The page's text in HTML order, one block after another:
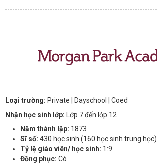
Loại trường: Private | Dayschool
| Coed
Nhận học sinh lớp: Lớp 7 đến lớp 12
Năm thành lập: 1873
Sĩ số: 430 học sinh (160 học sinh trung học)
Tỷ lệ giáo viên/ học sinh: 1:9
Đồng phục: Có